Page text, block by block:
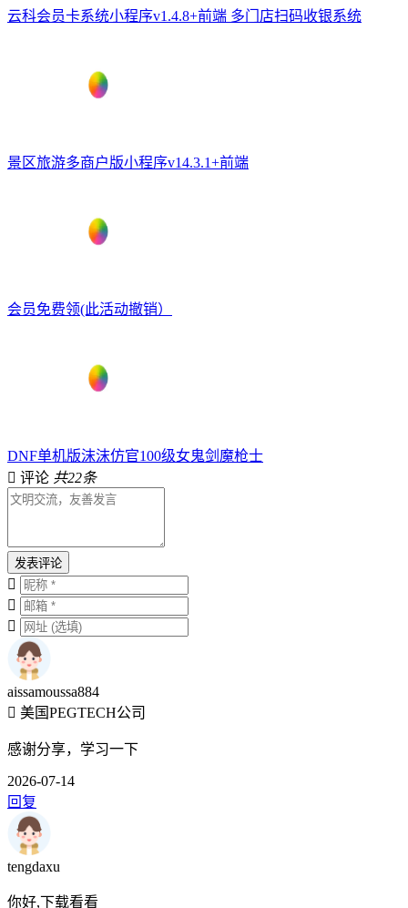
云科会员卡系统小程序v1.4.8+前端 多门店扫码收银系统
景区旅游多商户版小程序v14.3.1+前端
会员免费领(此活动撤销）
DNF单机版沫沫仿官100级女鬼剑魔枪士
评论 共22条
发表评论
aissamoussa884
美国PEGTECH公司
感谢分享，学习一下
2026-07-14
回复
tengdaxu
你好,下载看看